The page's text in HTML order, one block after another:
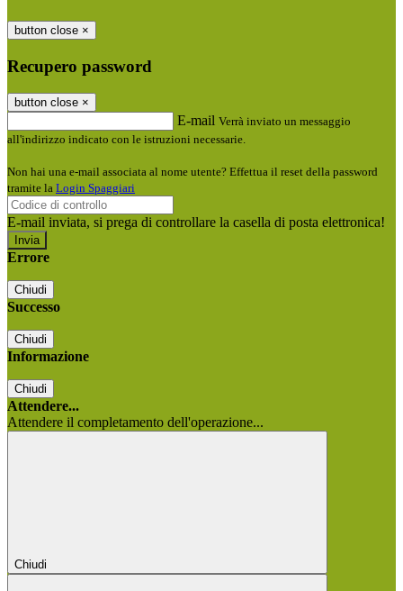
button close ×
Recupero password
button close ×
E-mail Verrà inviato un messaggio
all'indirizzo indicato con le istruzioni necessarie.
Non hai una e-mail associata al nome utente? Effettua il reset della password
tramite la Login Spaggiari
E-mail inviata, si prega di controllare la casella di posta elettronica!
Errore
Chiudi
Successo
Chiudi
Informazione
Chiudi
Attendere...
Attendere il completamento dell'operazione...
Chiudi